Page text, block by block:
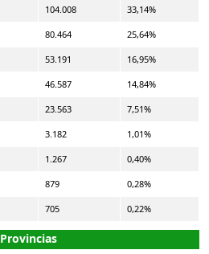
104.008 33,14%
80.464 25,64%
53.191 16,95%
46.587 14,84%
23.563 7,51%
3.182 1,01%
1.267 0,40%
879 0,28%
705 0,22%
Provincias